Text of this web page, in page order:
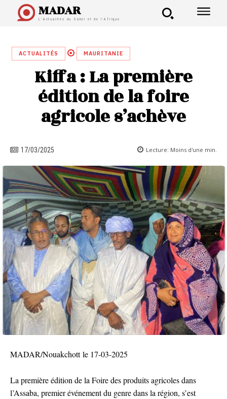
MADAR
L'Actualités du Sahel et de l'Afrique
ACTUALITÉS MAURITANIE
Kiffa : La première
édition de la foire
agricole s’achève
17/03/2025 Lecture: Moins d'une min.
MADAR/Nouakchott le 17-03-2025
La première édition de la Foire des produits agricoles dans
l’Assaba, premier événement du genre dans la région, s’est